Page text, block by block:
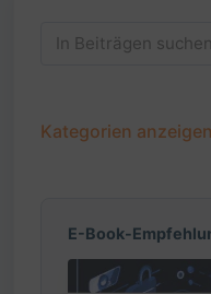
Kategorien anzeigen
E-Book-